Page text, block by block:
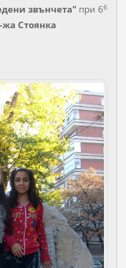
звънчета" при 6б
Стоянка